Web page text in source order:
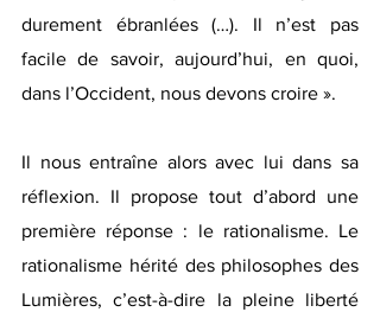
durement ébranlées (…). Il n’est pas
facile de savoir, aujourd’hui, en quoi,
dans l’Occident, nous devons croire ».
Il nous entraîne alors avec lui dans sa
réflexion. Il propose tout d’abord une
première réponse : le rationalisme. Le
rationalisme hérité des philosophes des
Lumières, c’est-à-dire la pleine liberté